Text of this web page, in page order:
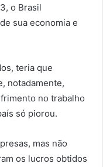
o Brasil
sua economia e
teria que
notadamente,
no trabalho
só piorou.
mas não
os lucros obtidos